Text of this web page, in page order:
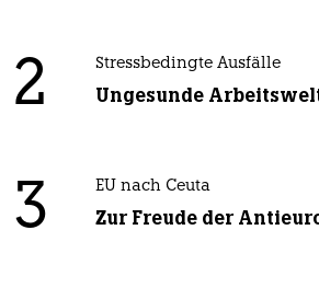
2 Stressbedingte Ausfälle
Ungesunde
3 EU nach Ceuta
Zur Freude der